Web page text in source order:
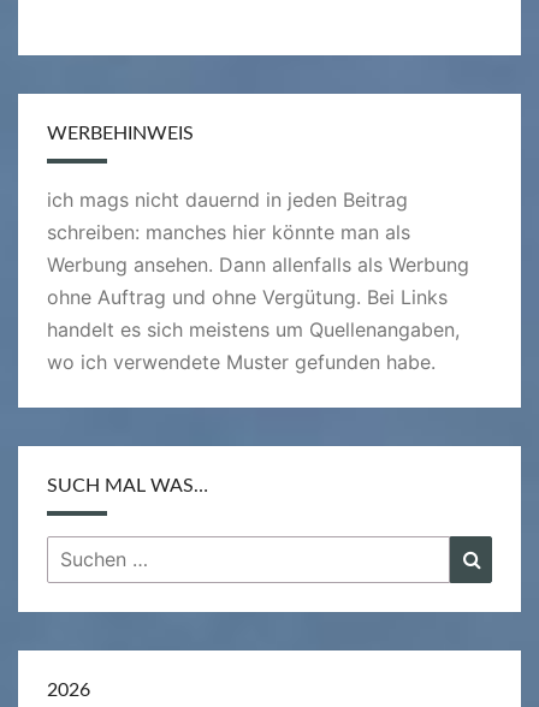
WERBEHINWEIS
ich mags nicht dauernd in jeden Beitrag
schreiben: manches hier könnte man als
Werbung ansehen. Dann allenfalls als Werbung
ohne Auftrag und ohne Vergütung. Bei Links
handelt es sich meistens um Quellenangaben,
wo ich verwendete Muster gefunden habe.
SUCH MAL WAS…
Suchen
nach:
2026